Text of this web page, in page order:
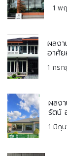
1 พ
ผลง
อาศั
1 กร
ผลง
รัตน์
1 มิถุ